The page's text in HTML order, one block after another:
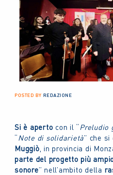
POSTED BY REDAZIONE
Si è aperto con il “ Preludio
“ Note di solidarietà” che si
Muggiò , in provincia di
parte del progetto più
sonore” nell’ambito della